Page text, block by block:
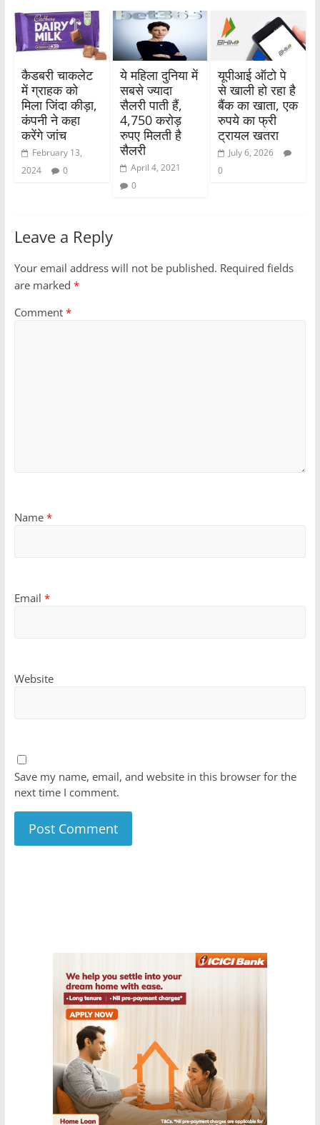
कैडबरी चाकलेट
में ग्राहक को
मिला जिंदा कीड़ा,
कंपनी ने कहा
करेंगे जांच
February 13,
2024
0
ये महिला दुनिया में
सबसे ज्यादा
सैलरी पाती हैं,
4,750 करोड़
रुपए मिलती है
सैलरी
April 4, 2021
0
यूपीआई ऑटो पे
से खाली हो रहा है
बैंक का खाता, एक
रुपये का फ्री
ट्रायल खतरा
July 6, 2026
0
Leave a Reply
Your email address will not be published. Required fields
are marked *
Comment *
Name *
Email *
Website
Save my name, email, and website in this browser for the
next time I comment.